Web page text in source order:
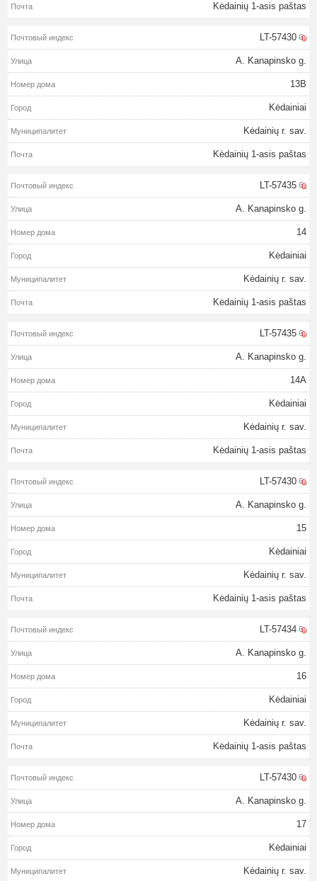
Kėdainių 1-asis paštas
LT-57430
A. Kanapinsko g.
13B
Kėdainiai
Kėdainių r. sav.
Kėdainių 1-asis paštas
LT-57435
A. Kanapinsko g.
14
Kėdainiai
Kėdainių r. sav.
Kėdainių 1-asis paštas
LT-57435
A. Kanapinsko g.
14A
Kėdainiai
Kėdainių r. sav.
Kėdainių 1-asis paštas
LT-57430
A. Kanapinsko g.
15
Kėdainiai
Kėdainių r. sav.
Kėdainių 1-asis paštas
LT-57434
A. Kanapinsko g.
16
Kėdainiai
Kėdainių r. sav.
Kėdainių 1-asis paštas
LT-57430
A. Kanapinsko g.
17
Kėdainiai
Kėdainių r. sav.